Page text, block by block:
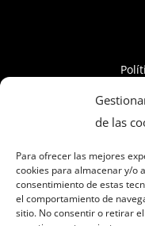
de las
Para ofrecer las mejores
cookies para almacenar y/o
consentimiento de estas
el comportamiento de
sitio. No consentir o retirar